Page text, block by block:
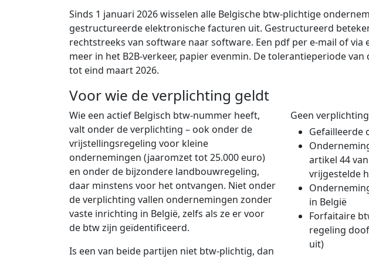
Sinds 1 januari 2026wisselen alle Belgische btw-plichtige
gestructureerde elektronische facturen uit. Gestructureerd
rechtstreeks van software naar software. Een pdf per e-mail of
meer in het B2B-verkeer, papier evenmin. De tolerantieperiode van
tot eind maart 2026.
Voor wie de verplichting geldt
Wie een actief Belgisch btw-nummer heeft,
valt onder de verplichting – ook onder de
vrijstellingsregeling voor kleine
ondernemingen (jaaromzet tot 25.000 euro)
en onder de bijzondere landbouwregeling,
daar minstens voor het ontvangen. Niet onder
de verplichting vallen ondernemingen zonder
vaste inrichting in België, zelfs als ze er voor
de btw zijn geïdentificeerd.
Is een van beide partijen niet btw-plichtig, dan
Geen
Gefailleerde
artikel 44
vrijgestelde
in België
Forfaitaire
regeling
uit)